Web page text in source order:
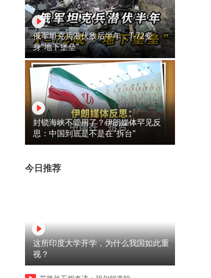
01:29
如何区分龙哥和脚盆鸡？是龙
如意算盘落空，鹰酱哭兮兮
俄军坦克兵潜伏敌后半年，T-72变
身“地下堡垒”
封锁海峡不管用了？伊朗媒体罕见反
思：中国到底是不是在"拆台"
今日推荐
这所印度大学开学，为什么我国如此重
视？